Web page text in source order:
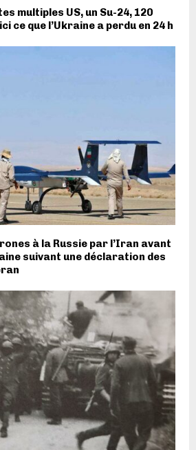
multiples US, un Su-24, 120
ce que l’Ukraine a perdu en 24 h
à la Russie par l’Iran avant
suivant une déclaration des